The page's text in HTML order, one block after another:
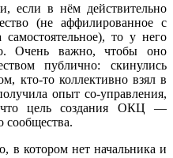
если в нём действительно
(не аффилированное с
то у него
Очень важно, чтобы оно
публично: скинулись
кто-то коллективно взял в
опыт со-управления,
что цель создания ОКЦ —
сообщества.
в котором нет начальника и